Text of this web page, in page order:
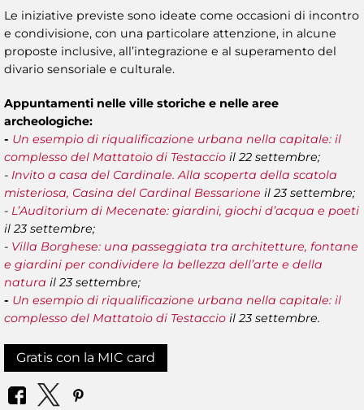
Le iniziative previste sono ideate come occasioni di incontro
e condivisione, con una particolare attenzione, in alcune
proposte inclusive, all’integrazione e al superamento del
divario sensoriale e culturale.
Appuntamenti nelle ville storiche e nelle aree
archeologiche:
- Un esempio di riqualificazione urbana nella capitale: il
complesso del Mattatoio di Testaccio il 22 settembre;
- Invito a casa del Cardinale. Alla scoperta della scatola
misteriosa, Casina del Cardinal Bessarione il 23 settembre;
- L’Auditorium di Mecenate: giardini, giochi d’acqua e poeti
il 23 settembre;
- Villa Borghese: una passeggiata tra architetture, fontane
e giardini per condividere la bellezza dell’arte e della
natura il 23 settembre;
- Un esempio di riqualificazione urbana nella capitale: il
complesso del Mattatoio di Testaccio il 23 settembre.
Gratis con la MIC card